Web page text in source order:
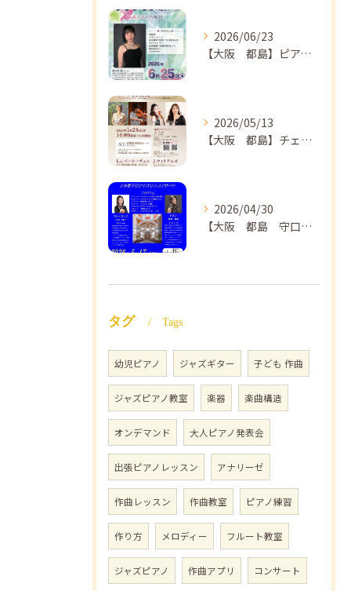
2026/06/23
【大阪 都島】ピアノ教室ならNAOMIミュージックスクール ピアノ講師 佐々木唯先生のコンサートのご案内🎵
2026/05/13
【大阪 都島】チェロ教室 NAOMIミュージックスクール❣️チェリスト中島紗理先生のコンサートのご案内🎵
2026/04/30
【大阪 都島 守口】ヴァイオリン教室❣️NAOMIミュージックスクール🎵ヴァイオリン講師 上田哲子先生のコンサートのご案内❗️
タグ Tags
幼児ピアノ ジャズギター 子ども 作曲
ジャズピアノ教室 楽器 楽曲構造
オンデマンド 大人ピアノ発表会
出張ピアノレッスン アナリーゼ
作曲レッスン 作曲教室 ピアノ練習
作り方 メロディー フルート教室
ジャズピアノ 作曲アプリ コンサート